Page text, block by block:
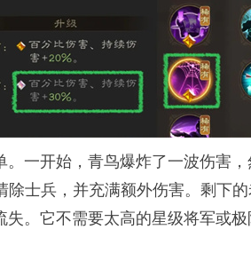
。一开始，青鸟爆炸了一波伤害
除士兵，并充满额外伤害。剩下
失。它不需要太高的星级将军或